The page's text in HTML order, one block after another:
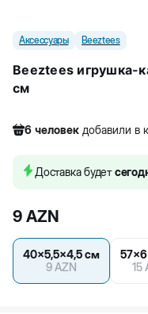
Аксессуары Beeztees
Beeztees игрушка-
см
6 человек добавили в
8 человек купили
Доставка будет
9 AZN
40x5,5x4,5 см
9AZN
15